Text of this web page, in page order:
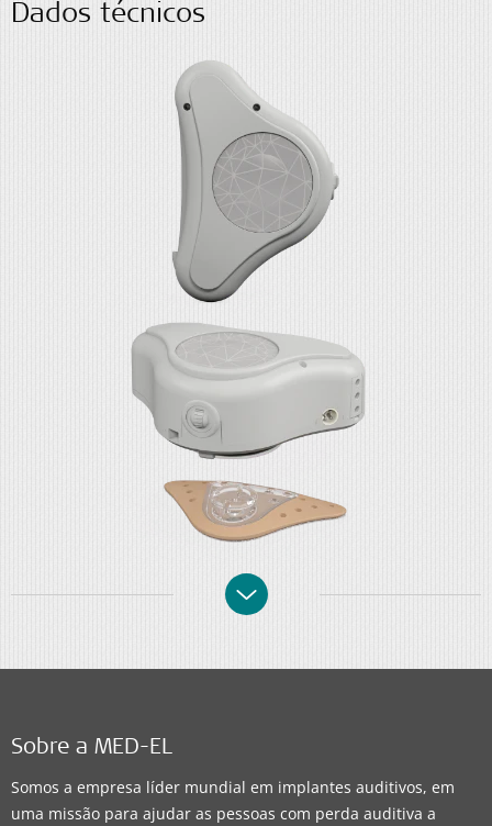
Dados técnicos
Sobre a MED-EL
Somos a empresa líder mundial em implantes auditivos, em
uma missão para ajudar as pessoas com perda auditiva a